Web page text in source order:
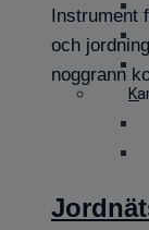
Instrument
och
noggrann